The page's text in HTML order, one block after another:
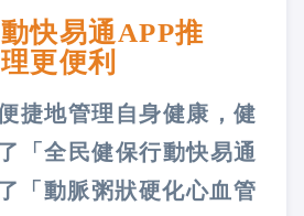
快易通APP推
更便利
捷地管理自身健康，健
「全民健保行動快易通
「動脈粥狀硬化心血管